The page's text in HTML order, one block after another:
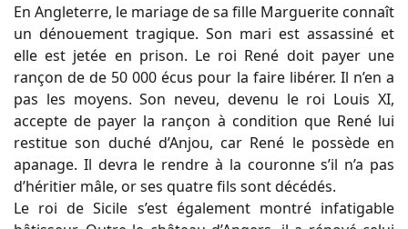
En Angleterre, le mariage de sa fille Marguerite connaît
un dénouement tragique. Son mari est assassiné et
elle est jetée en prison. Le roi René doit payer une
rançon de de 50 000 écus pour la faire libérer. Il n’en a
pas les moyens. Son neveu, devenu le roi Louis XI,
accepte de payer la rançon à condition que René lui
restitue son duché d’Anjou, car René le possède en
apanage. Il devra le rendre à la couronne s’il n’a pas
d’héritier mâle, or ses quatre fils sont décédés.
Le roi de Sicile s’est également montré infatigable